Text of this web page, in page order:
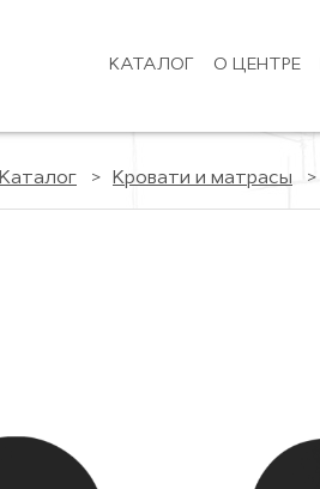
КАТАЛОГ О ЦЕНТРЕ
Каталог Кровати и матрасы